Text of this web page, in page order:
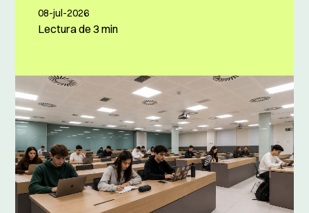
08-jul-2026
Lectura de3 min